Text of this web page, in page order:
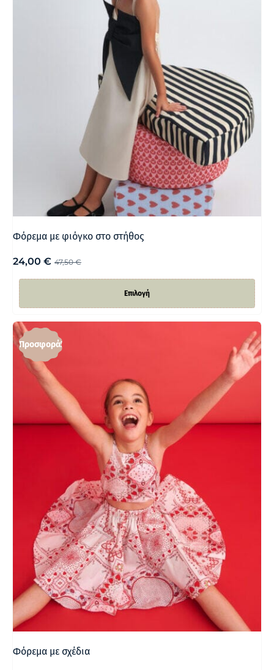
Φόρεμα με φιόγκο στο στήθος
47,50€
24,00 €
Επιλογή
Προσφορά!
Φόρεμα με σχέδια